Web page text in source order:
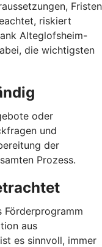
Fristen
riskiert
Alteglofsheim-
die wichtigsten
oder
und
der
Prozess.
Förderprogramm
aus
es sinnvoll, immer